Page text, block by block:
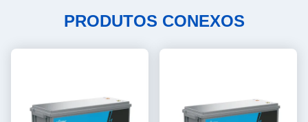
PRODUTOS CONEXOS